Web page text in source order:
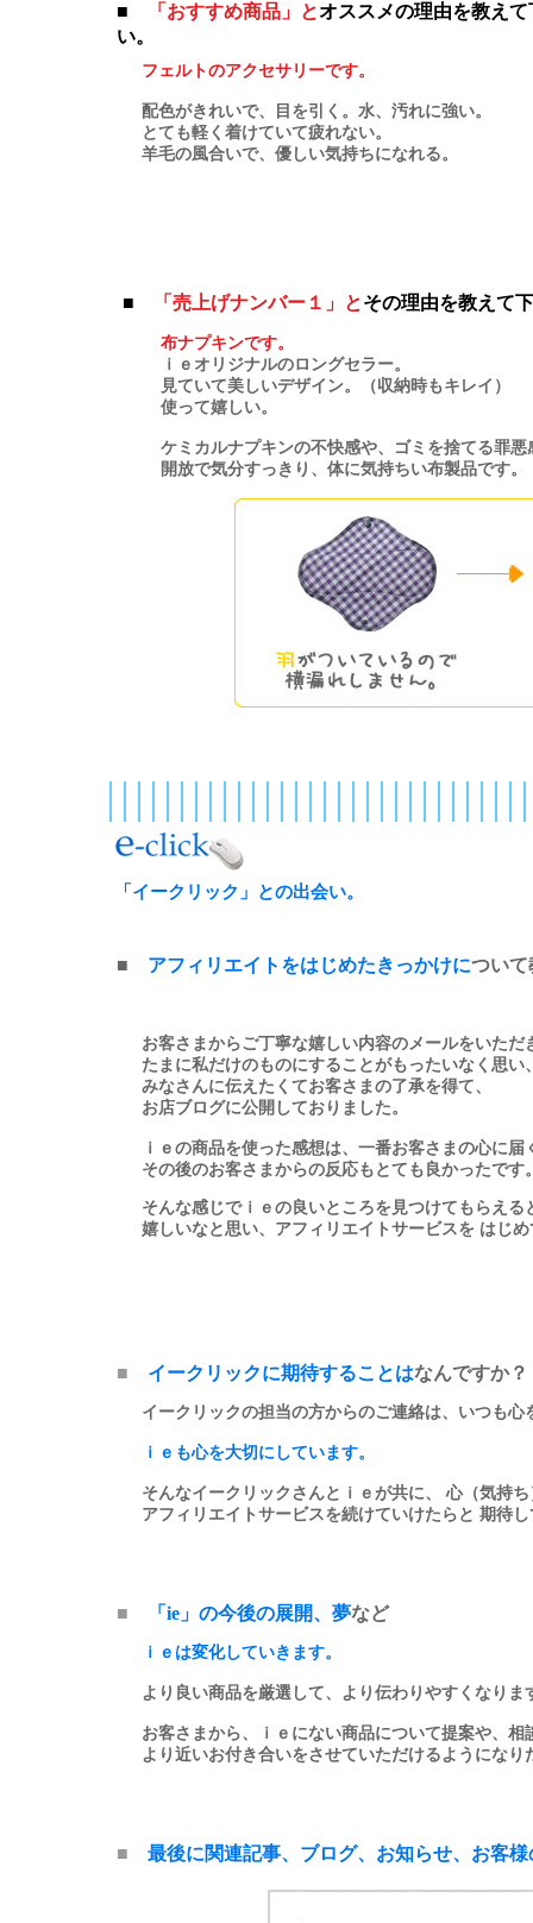
■ 「おすすめ商品」とオススメの理由を教えて
い。
フェルトのアクセサリーです。
配色がきれいで、目を引く。水、汚れに強い。
とても軽く着けていて疲れない。
羊毛の風合いで、優しい気持ちになれる。
■ 「売上げナンバー１」とその理由を教えて
布ナプキンです。
ｉｅオリジナルのロングセラー。
見ていて美しいデザイン。（収納時もキレイ）
使って嬉しい。
ケミカルナプキンの不快感や、ゴミを捨てる罪悪
開放で気分すっきり、体に気持ちい布製品です。
「イークリック」との出会い。
■ アフィリエイトをはじめたきっかけについて
お客さまからご丁寧な嬉しい内容のメールをいただ
たまに私だけのものにすることがもったいなく思い
みなさんに伝えたくてお客さまの了承を得て、
お店ブログに公開しておりました。
ｉｅの商品を使った感想は、一番お客さまの心に届
その後のお客さまからの反応もとても良かったです
そんな感じでｉｅの良いところを見つけてもらえる
嬉しいなと思い、アフィリエイトサービスを はじ
■ イークリックに期待することはなんですか？
イークリックの担当の方からのご連絡は、いつも心
ｉｅも心を大切にしています。
そんなイークリックさんとｉｅが共に、 心（気持
アフィリエイトサービスを続けていけたらと 期待
■ 「ie」の今後の展開、夢など
ｉｅは変化していきます。
より良い商品を厳選して、より伝わりやすくなりま
お客さまから、ｉｅにない商品について提案や、相
より近いお付き合いをさせていただけるようになり
■ 最後に関連記事、ブログ、お知らせ、お客